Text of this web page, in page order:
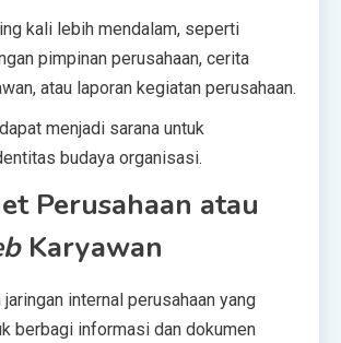
kali lebih mendalam, seperti
pimpinan perusahaan, cerita
atau laporan kegiatan perusahaan.
menjadi sarana untuk
budaya organisasi.
Perusahaan atau
Karyawan
internal perusahaan yang
berbagi informasi dan dokumen